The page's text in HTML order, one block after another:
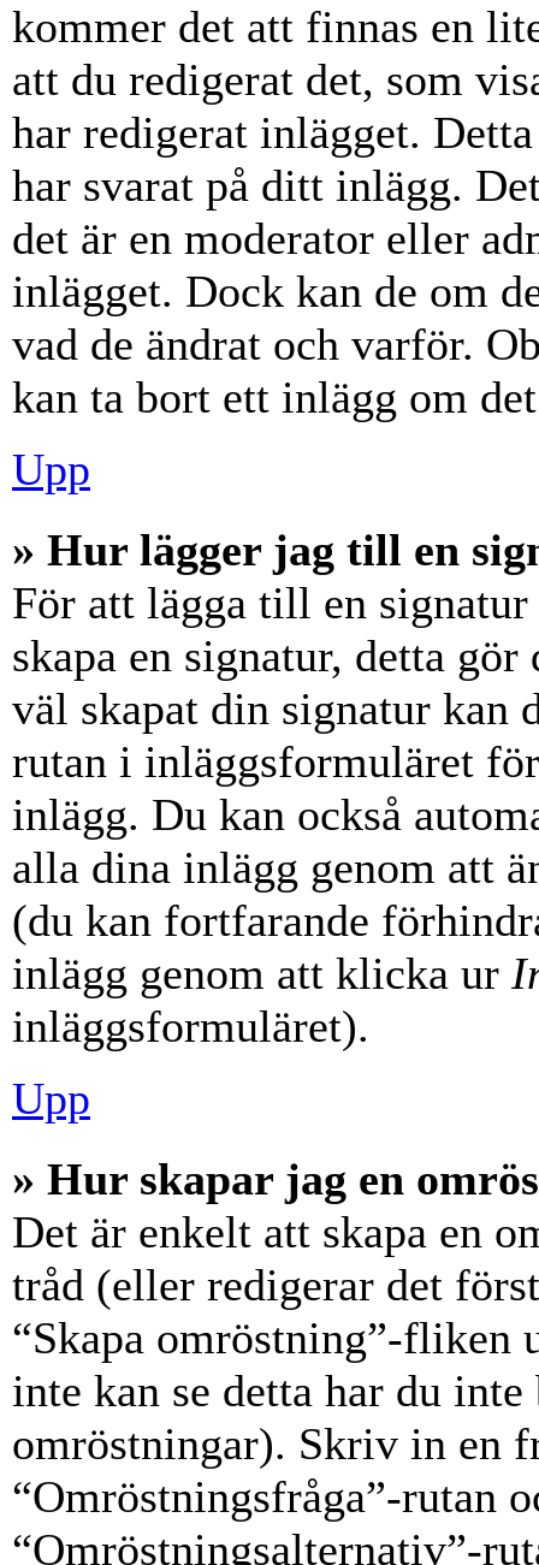
kommer det att finnas en
att du redigerat det, som
har redigerat inlägget.
har svarat på ditt inlägg.
det är en moderator eller
inlägget. Dock kan de om
vad de ändrat och varför.
kan ta bort ett inlägg om
Upp
» Hur lägger jag till en
För att lägga till en
skapa en signatur, detta
väl skapat din signatur kan
rutan i inläggsformuläret
inlägg. Du kan också
alla dina inlägg genom att
(du kan fortfarande
inlägg genom att klicka ur
inläggsformuläret).
Upp
» Hur skapar jag en
Det är enkelt att skapa en
tråd (eller redigerar det
“Skapa omröstning”-fliken
inte kan se detta har du
omröstningar). Skriv in en
“Omröstningsfråga”-rutan
“Omröstningsalternativ”-